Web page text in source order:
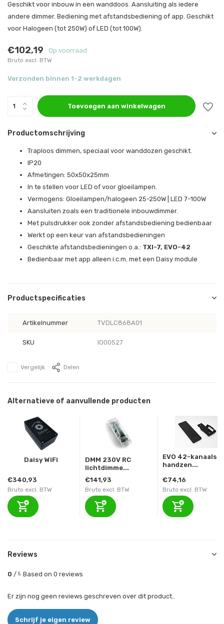
Geschikt voor inbouw in een wanddoos. Aansluiting als iedere
andere dimmer. Bediening met afstandsbediening of app. Geschikt
voor Halogeen (tot 250W) of LED (tot 100W).
€102,19 Op voorraad
Bruto excl. BTW
Verzonden binnen 1-2 werkdagen
Toevoegen aan winkelwagen
Productomschrijving
Traploos dimmen, speciaal voor wanddozen geschikt.
IP20
Afmetingen: 50x50x25mm
In te stellen voor LED of voor gloeilampen.
Vermogens: Gloeilampen/halogeen 25-250W | LED 7-100W
Aansluiten zoals een traditionele inbouwdimmer.
Met pulsdrukker ook zonder afstandsbediening bedienbaar
Werkt op een keur van afstandsbedieningen
Geschikte afstandsbedieningen o.a.: TXI-7, EVO-42
Bedienbaar met app alleen i.c.m. met een Daisy module
Productspecificaties
Artikelnummer TVDLC868A01
SKU IO00527
Vergelijk Delen
Alternatieve of aanvullende producten
Daisy WiFi
€340,93
Bruto excl. BTW
DMM 230V RC
lichtdimme...
€141,93
Bruto excl. BTW
EVO 42-kanaals
handzen...
€74,16
Bruto excl. BTW
Reviews
0 / 5 Based on 0 reviews
Er zijn nog geen reviews geschreven over dit product..
Schrijf je eigen review